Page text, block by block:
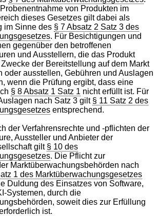
von Produkten im
dieses Gesetzes gilt dabei als
im Sinne des § 7 Absatz 2 Satz 3 des
. Für Besichtigungen und
gegenüber den betroffenen
und Ausstellern, die das Produkt
der Bereitstellung auf dem Markt
oder ausstellen, Gebühren und Auslagen
wenn die Prüfung ergibt, dass eine
§ 8 Absatz 1 Satz 1 nicht erfüllt ist. Für
nach Satz 3 gilt § 11 Satz 2 des
entsprechend.
der Verfahrensrechte und -pflichten der
Aussteller und Anbieter der
gilt § 10 des
. Die Pflicht zur
Marktüberwachungsbehörden nach
1 des Marktüberwachungsgesetzes
Duldung des Einsatzes von Software,
Systemen, durch die
soweit dies zur Erfüllung
ist.